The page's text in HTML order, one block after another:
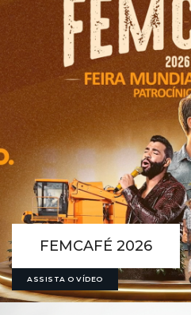
FEMCAFÉ 2026
ASSISTA O VÍDEO